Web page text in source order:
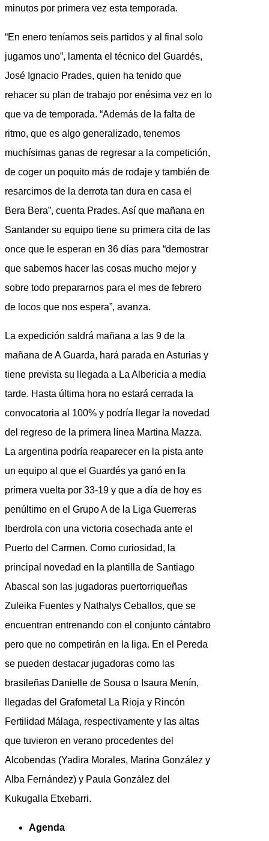
minutos por primera vez esta temporada.
“En enero teníamos seis partidos y al final solo
jugamos uno”, lamenta el técnico del Guardés,
José Ignacio Prades, quien ha tenido que
rehacer su plan de trabajo por enésima vez en lo
que va de temporada. “Además de la falta de
ritmo, que es algo generalizado, tenemos
muchísimas ganas de regresar a la competición,
de coger un poquito más de rodaje y también de
resarcirnos de la derrota tan dura en casa el
Bera Bera”, cuenta Prades. Así que mañana en
Santander su equipo tiene su primera cita de las
once que le esperan en 36 días para “demostrar
que sabemos hacer las cosas mucho mejor y
sobre todo prepararnos para el mes de febrero
de locos que nos espera”, avanza.
La expedición saldrá mañana a las 9 de la
mañana de A Guarda, hará parada en Asturias y
tiene prevista su llegada a La Albericia a media
tarde. Hasta última hora no estará cerrada la
convocatoria al 100% y podría llegar la novedad
del regreso de la primera línea Martina Mazza.
La argentina podría reaparecer en la pista ante
un equipo al que el Guardés ya ganó en la
primera vuelta por 33-19 y que a día de hoy es
penúltimo en el Grupo A de la Liga Guerreras
Iberdrola con una victoria cosechada ante el
Puerto del Carmen. Como curiosidad, la
principal novedad en la plantilla de Santiago
Abascal son las jugadoras puertorriqueñas
Zuleika Fuentes y Nathalys Ceballos, que se
encuentran entrenando con el conjunto cántabro
pero que no competirán en la liga. En el Pereda
se pueden destacar jugadoras como las
brasileñas Danielle de Sousa o Isaura Menín,
llegadas del Grafometal La Rioja y Rincón
Fertilidad Málaga, respectivamente y las altas
que tuvieron en verano procedentes del
Alcobendas (Yadira Morales, Marina González y
Alba Fernández) y Paula González del
Kukugalla Etxebarri.
Agenda